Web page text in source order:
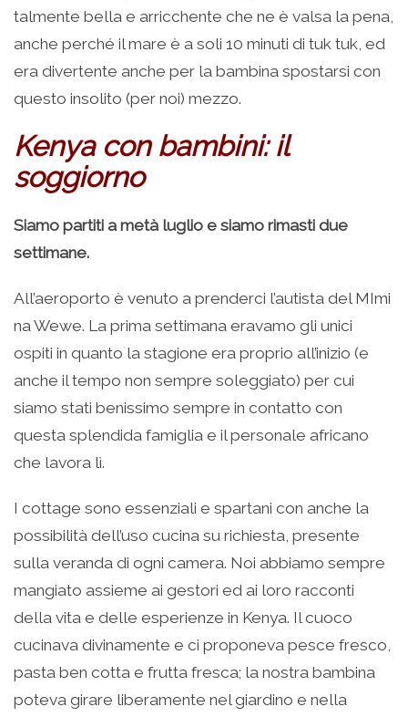
talmente bella e arricchente che ne è valsa la pena,
anche perché il mare è a soli 10 minuti di tuk tuk, ed
era divertente anche per la bambina spostarsi con
questo insolito (per noi) mezzo.
Kenya con bambini: il
soggiorno
Siamo partiti a metà luglio e siamo rimasti due
settimane.
All’aeroporto è venuto a prenderci l’autista del MImi
na Wewe. La prima settimana eravamo gli unici
ospiti in quanto la stagione era proprio all’inizio (e
anche il tempo non sempre soleggiato) per cui
siamo stati benissimo sempre in contatto con
questa splendida famiglia e il personale africano
che lavora lì.
I cottage sono essenziali e spartani con anche la
possibilità dell’uso cucina su richiesta, presente
sulla veranda di ogni camera. Noi abbiamo sempre
mangiato assieme ai gestori ed ai loro racconti
della vita e delle esperienze in Kenya. Il cuoco
cucinava divinamente e ci proponeva pesce fresco,
pasta ben cotta e frutta fresca; la nostra bambina
poteva girare liberamente nel giardino e nella